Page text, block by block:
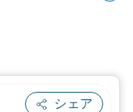
シェア